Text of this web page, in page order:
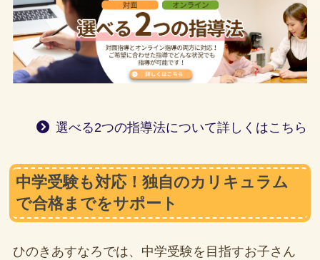
選べる2つの指導法について詳しくはこちら
中学受験も対応！独自のカリキュラム
で合格までをサポート
ひのきあすなろでは、中学受験を目指すお子さん